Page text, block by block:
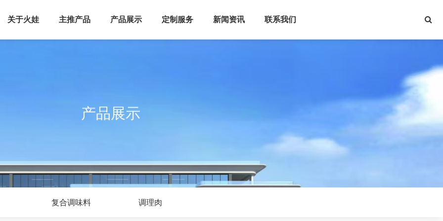
关于火娃 主推产品 产品展示 定制服务 新闻资讯 联系我们
产品展示
复合调味料 调理肉